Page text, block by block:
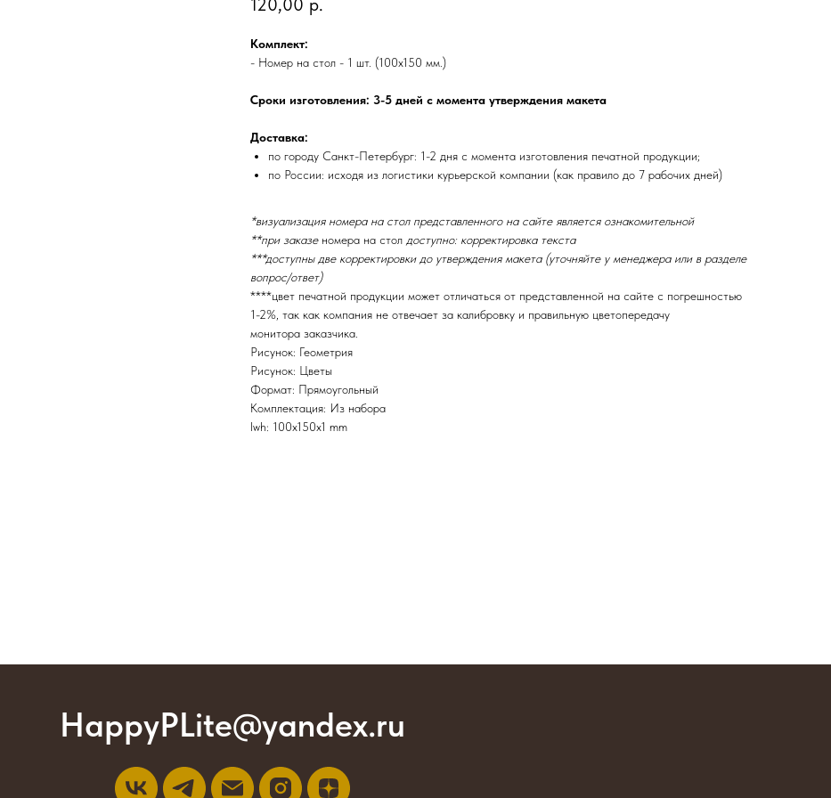
120,00 р.
Комплект:
- Номер на стол - 1 шт. (100х150 мм.)
Сроки изготовления: 3-5 дней с момента утверждения макета
Доставка:
по городу Санкт-Петербург: 1-2 дня с момента изготовления печатной продукции;
по России: исходя из логистики курьерской компании (как правило до 7 рабочих дней)
*визуализация номера на стол представленного на сайте является ознакомительной
**при заказе номера на стол доступно: корректировка текста
***доступны две корректировки до утверждения макета (уточняйте у менеджера или в разделе
вопрос/ответ)
****цвет печатной продукции может отличаться от представленной на сайте с погрешностью
1-2%, так как компания не отвечает за калибровку и правильную цветопередачу
монитора заказчика.
Рисунок: Геометрия
Рисунок: Цветы
Формат: Прямоугольный
Комплектация: Из набора
lwh: 100x150x1 mm
HappyPLite@yandex.ru